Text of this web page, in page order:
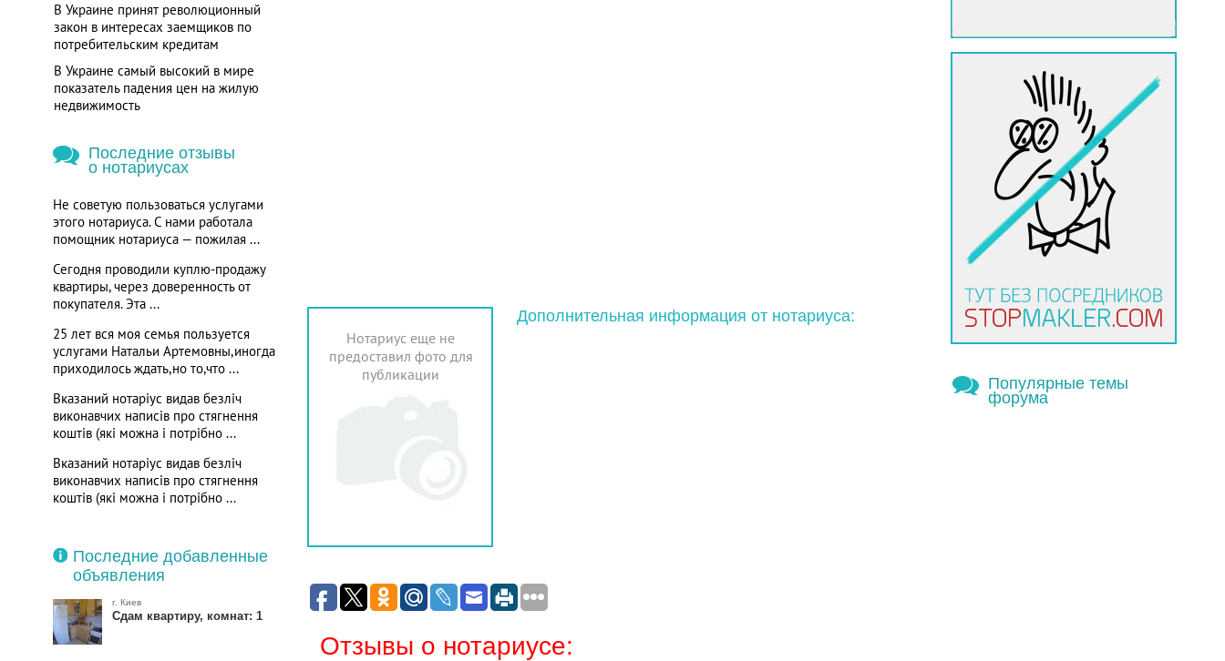
В Украине принят революционный
закон в интересах заемщиков по
потребительским кредитам
В Украине самый высокий в мире
показатель падения цен на жилую
недвижимость
Последние отзывы
о нотариусах
Не советую пользоваться услугами
этого нотариуса. С нами работала
помощник нотариуса — пожилая ...
Сегодня проводили куплю-продажу
квартиры, через доверенность от
покупателя. Эта ...
25 лет вся моя семья пользуется
услугами Натальи Артемовны,иногда
приходилось ждать,но то,что ...
Вказаний нотаріус видав безліч
виконавчих написів про стягнення
коштів (які можна і потрібно ...
Вказаний нотаріус видав безліч
виконавчих написів про стягнення
коштів (які можна і потрібно ...
Последние добавленные
объявления
г. Киев
Сдам квартиру, комнат: 1
Дополнительная информация от нотариуса:
Нотариус еще не
предоставил фото для
публикации
Отзывы о нотариусе:
Популярные темы
форума